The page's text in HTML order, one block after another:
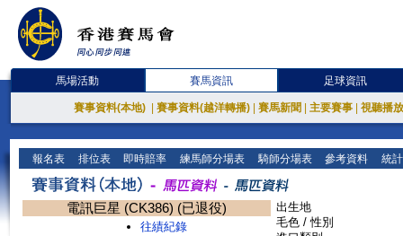
馬場活動 賽馬資訊 足球資訊
賽事資料(本地) 賽事資料(越洋轉播) 賽馬新聞 主要賽事 視聽播
報名表 排位表 即時賠率 練馬師分場表 騎師分場表 參考資料 統
電訊巨星 (CK386) (已退役)
往績紀錄
出生地
毛色 / 性別